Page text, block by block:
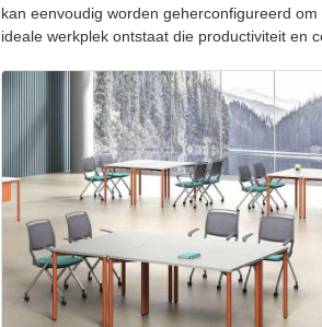
kan eenvoudig worden geherconfigureerd
ideale werkplek ontstaat die productiviteit en